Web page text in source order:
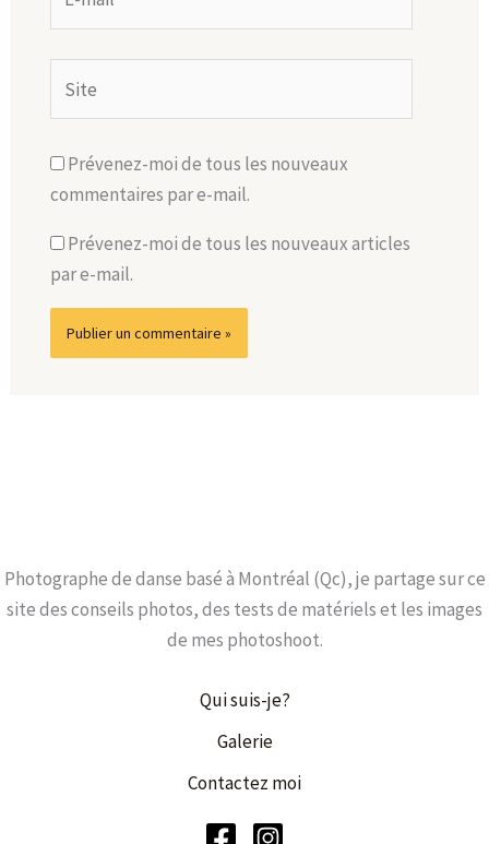
mail*
Prévenez-moi de tous les nouveaux
commentaires par e-mail.
Prévenez-moi de tous les nouveaux articles
par e-mail.
Photographe de danse basé à Montréal (Qc), je partage sur ce
site des conseils photos, des tests de matériels et les images
de mes photoshoot.
Qui suis-je?
Galerie
Contactez moi